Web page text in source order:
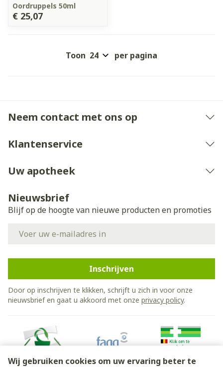
Wij gebruiken cookies om uw ervaring beter te
Oordruppels 50ml
€ 25,07
Toon per pagina
Neem contact met ons op
Klantenservice
Uw apotheek
Nieuwsbrief
Blijf op de hoogte van nieuwe producten en promoties
Inschrijven
Door op inschrijven te klikken, schrijft u zich in voor onze
nieuwsbrief en gaat u akkoord met onze privacy policy.